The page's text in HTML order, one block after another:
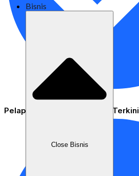
Bisnis
Close Bisnis
Pelaporan Stok & Inventaris Terkini